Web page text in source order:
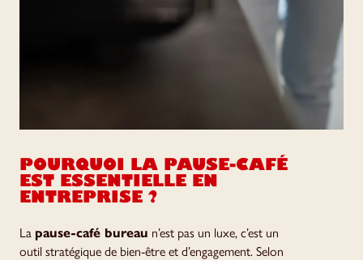
POURQUOI LA PAUSE-CAFÉ
EST ESSENTIELLE EN
ENTREPRISE ?
La pause-café bureau n’est pas un luxe, c’est un
outil stratégique de bien-être et d’engagement. Selon